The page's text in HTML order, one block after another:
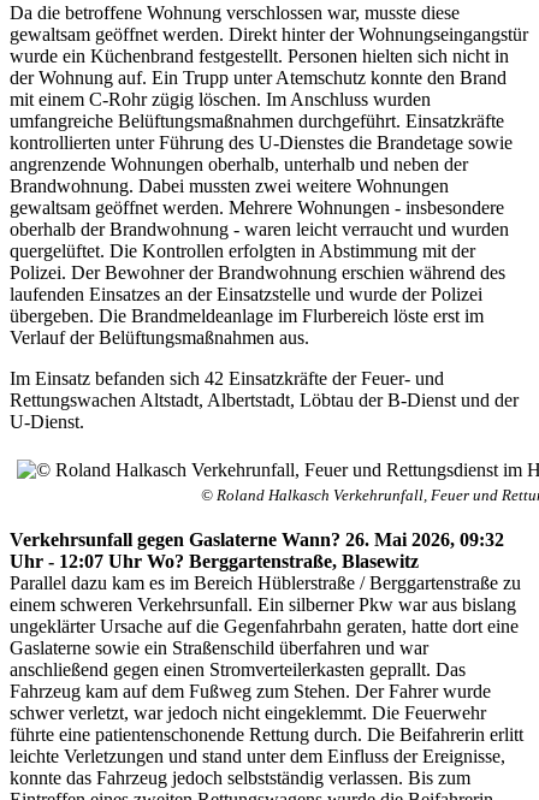
Da die betroffene Wohnung verschlossen war, musste diese
gewaltsam geöffnet werden. Direkt hinter der Wohnungseingangstür
wurde ein Küchenbrand festgestellt. Personen hielten sich nicht in
der Wohnung auf. Ein Trupp unter Atemschutz konnte den Brand
mit einem C-Rohr zügig löschen. Im Anschluss wurden
umfangreiche Belüftungsmaßnahmen durchgeführt. Einsatzkräfte
kontrollierten unter Führung des U-Dienstes die Brandetage sowie
angrenzende Wohnungen oberhalb, unterhalb und neben der
Brandwohnung. Dabei mussten zwei weitere Wohnungen
gewaltsam geöffnet werden. Mehrere Wohnungen - insbesondere
oberhalb der Brandwohnung - waren leicht verraucht und wurden
quergelüftet. Die Kontrollen erfolgten in Abstimmung mit der
Polizei. Der Bewohner der Brandwohnung erschien während des
laufenden Einsatzes an der Einsatzstelle und wurde der Polizei
übergeben. Die Brandmeldeanlage im Flurbereich löste erst im
Verlauf der Belüftungsmaßnahmen aus.
Im Einsatz befanden sich 42 Einsatzkräfte der Feuer- und
Rettungswachen Altstadt, Albertstadt, Löbtau der B-Dienst und der
U-Dienst.
© Roland Halkasch Verkehrunfall, Feuer und
Verkehrsunfall gegen Gaslaterne Wann? 26. Mai 2026, 09:32
Uhr - 12:07 Uhr Wo? Berggartenstraße, Blasewitz
Parallel dazu kam es im Bereich Hüblerstraße / Berggartenstraße zu
einem schweren Verkehrsunfall. Ein silberner Pkw war aus bislang
ungeklärter Ursache auf die Gegenfahrbahn geraten, hatte dort eine
Gaslaterne sowie ein Straßenschild überfahren und war
anschließend gegen einen Stromverteilerkasten geprallt. Das
Fahrzeug kam auf dem Fußweg zum Stehen. Der Fahrer wurde
schwer verletzt, war jedoch nicht eingeklemmt. Die Feuerwehr
führte eine patientenschonende Rettung durch. Die Beifahrerin erlitt
leichte Verletzungen und stand unter dem Einfluss der Ereignisse,
konnte das Fahrzeug jedoch selbstständig verlassen. Bis zum